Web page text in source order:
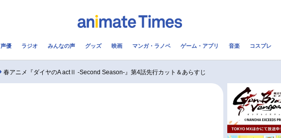
配信・Vtuber
今期アニメ曜日別一覧
声優 ラジオ みんなの声 グッズ 映画 マンガ・ラノベ ゲーム・アプリ 音楽 コスプレ
春アニメ『ダイヤのA actⅡ -Second Season-』第4話先行カット＆あらすじ